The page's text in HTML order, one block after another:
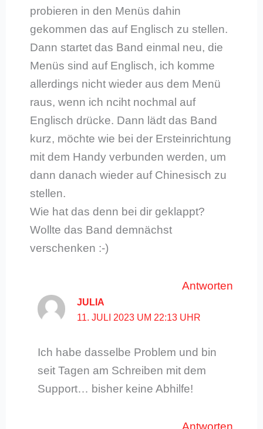
probieren in den Menüs dahin
gekommen das auf Englisch zu stellen.
Dann startet das Band einmal neu, die
Menüs sind auf Englisch, ich komme
allerdings nicht wieder aus dem Menü
raus, wenn ich nciht nochmal auf
Englisch drücke. Dann lädt das Band
kurz, möchte wie bei der Ersteinrichtung
mit dem Handy verbunden werden, um
dann danach wieder auf Chinesisch zu
stellen.
Wie hat das denn bei dir geklappt?
Wollte das Band demnächst
verschenken :-)
Antworten
JULIA
11. JULI 2023 UM 22:13 UHR
Ich habe dasselbe Problem und bin
seit Tagen am Schreiben mit dem
Support… bisher keine Abhilfe!
Antworten